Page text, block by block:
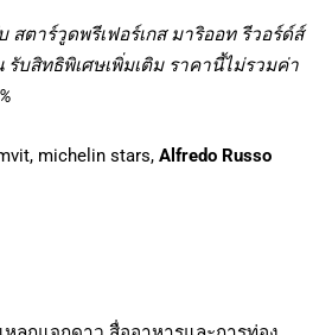
สตาร์วูดพรีเฟอร์เกส มาริออท รีวอร์ด์ส์
รับสิทธิพิเศษเพิ่มเติม ราคานี้ไม่รวมค่า
michelin stars, Alfredo Russo